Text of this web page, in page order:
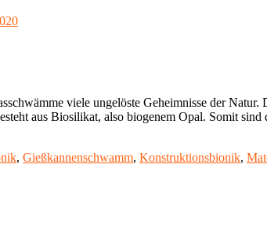
viele ungelöste Geheimnisse der
aus Biosilikat, also biogenem Opal. Somit
, Gießkannenschwamm, Konstruktionsbionik,